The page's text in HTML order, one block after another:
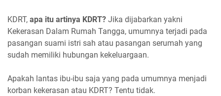
KDRT, apa itu artinya KDRT? Jika dijabarkan yakni
Kekerasan Dalam Rumah Tangga, umumnya terjadi pada
pasangan suami istri sah atau pasangan serumah yang
sudah memiliki hubungan kekeluargaan.
Apakah lantas ibu-ibu saja yang pada umumnya menjadi
korban kekerasan atau KDRT? Tentu tidak.